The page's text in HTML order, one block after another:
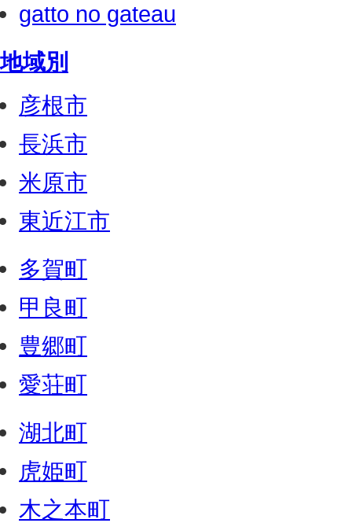
gatto no gateau
地域別
彦根市
長浜市
米原市
東近江市
多賀町
甲良町
豊郷町
愛荘町
湖北町
虎姫町
木之本町